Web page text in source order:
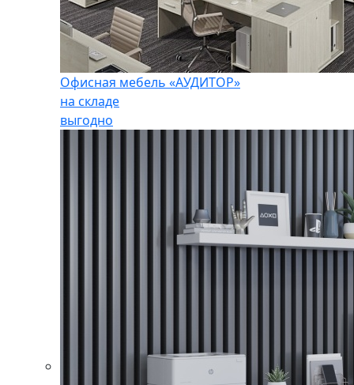
Офисная мебель «АУДИТОР»
на складе
выгодно